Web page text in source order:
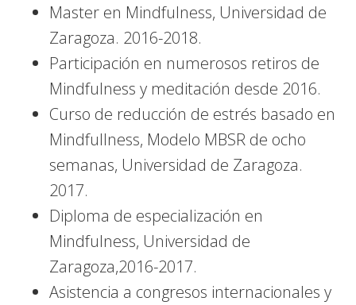
Master en Mindfulness, Universidad de
Zaragoza. 2016-2018.
Participación en numerosos retiros de
Mindfulness y meditación desde 2016.
Curso de reducción de estrés basado en
Mindfullness, Modelo MBSR de ocho
semanas, Universidad de Zaragoza.
2017.
Diploma de especialización en
Mindfulness, Universidad de
Zaragoza,2016-2017.
Asistencia a congresos internacionales y